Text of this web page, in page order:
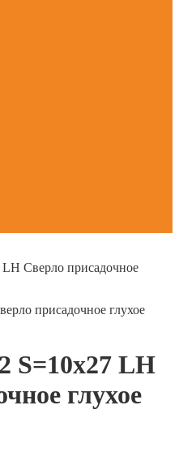
Сверло присадочное
присадочное глухое
S=10x27 LH
глухое